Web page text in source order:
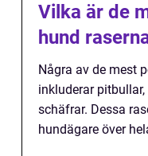
Vilka är de
hund
Några av de mest
inkluderar
schäfrar. Dessa
hundägare över